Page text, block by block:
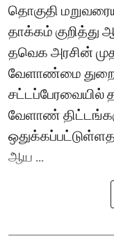
தொகுதி
தாக்கம் குறித்து
தவெக அரசின்
வேளாண்மை
சட்டப்பேரவையில்
வேளாண்
ஆய ...